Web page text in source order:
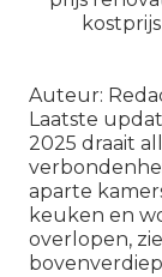
Auteur:
Laatste
2025 draait
aparte
keuken en
overlopen,